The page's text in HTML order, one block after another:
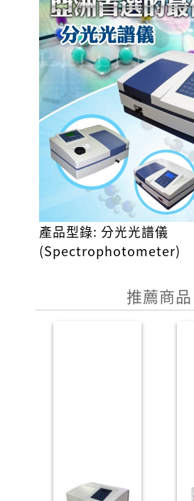
產品型錄: 分光光譜儀
(Spectrophotometer)
推薦商品